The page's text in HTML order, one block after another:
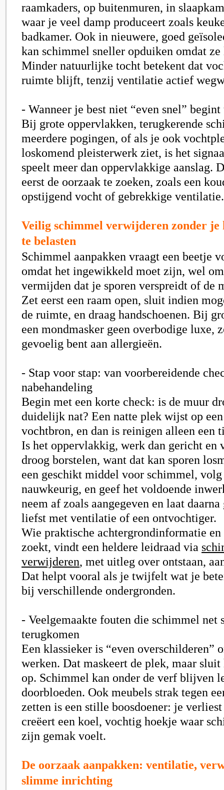
raamkaders, op buitenmuren, in
waar je veel damp produceert zoals
badkamer. Ook in nieuwere, goed
kan schimmel sneller opduiken omdat
Minder natuurlijke tocht betekent dat
ruimte blijft, tenzij ventilatie actief
- Wanneer je best niet “even snel” begint
Bij grote oppervlakken, terugkerende
meerdere pogingen, of als je ook
loskomend pleisterwerk ziet, is het
speelt meer dan oppervlakkige aanslag.
eerst de oorzaak te zoeken, zoals een
opstijgend vocht of gebrekkige ventilatie.
Veilig schimmel verwijderen zonder je
te belasten
Schimmel aanpakken vraagt een beetje
omdat het ingewikkeld moet zijn, wel
vermijden dat je sporen verspreidt of de
Zet eerst een raam open, sluit indien
de ruimte, en draag handschoenen. Bij
een mondmasker geen overbodige luxe,
gevoelig bent aan allergieën.
- Stap voor stap: van voorbereidende
nabehandeling
Begin met een korte check: is de muur
duidelijk nat? Een natte plek wijst op
vochtbron, en dan is reinigen alleen een
Is het oppervlakkig, werk dan gericht en
droog borstelen, want dat kan sporen
een geschikt middel voor schimmel,
nauwkeurig, en geef het voldoende
neem af zoals aangegeven en laat
liefst met ventilatie of een ontvochtiger.
Wie praktische achtergrondinformatie en
zoekt, vindt een heldere leidraad via
verwijderen, met uitleg over ontstaan,
Dat helpt vooral als je twijfelt wat je
bij verschillende ondergronden.
- Veelgemaakte fouten die schimmel net
terugkomen
Een klassieker is “even overschilderen”
werken. Dat maskeert de plek, maar
op. Schimmel kan onder de verf blijven
doorbloeden. Ook meubels strak tegen
zetten is een stille boosdoener: je
creëert een koel, vochtig hoekje waar
zijn gemak voelt.
De oorzaak aanpakken: ventilatie,
slimme inrichting